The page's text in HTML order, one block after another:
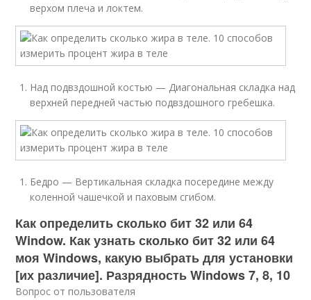
верхом плеча и локтем.
Над подвздошной костью — Диагональная складка над
верхней передней частью подвздошного гребешка.
Бедро — Вертикальная складка посередине между
коленной чашечкой и паховым сгибом.
Как определить сколько бит 32 или 64
Window. Как узнать сколько бит 32 или 64
моя Windows, какую выбрать для установки
[их различие]. Разрядность Windows 7, 8, 10
Вопрос от пользователя